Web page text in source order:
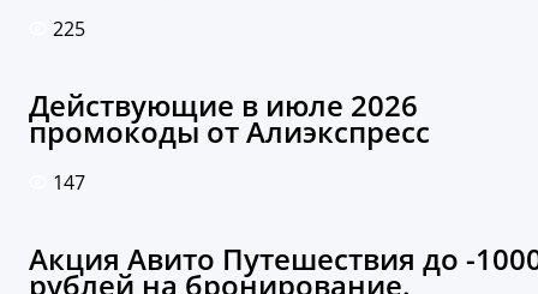
225
Действующие в июле 2026
промокоды от Алиэкспресс
147
Акция Авито Путешествия до -
рублей на бронирование.